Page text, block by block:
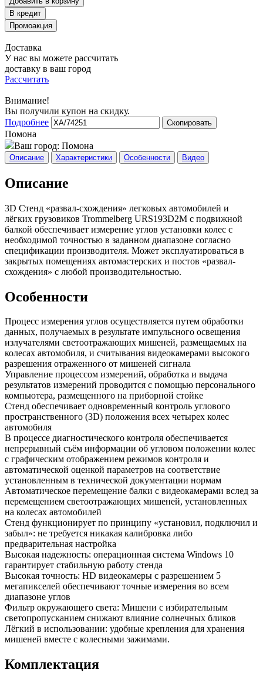
Доставка
У нас вы можете рассчитать
доставку в ваш город
Рассчитать
Внимание!
Вы получили купон на скидку.
Подробнее
Скопировать
Помона
Ваш город: Помона
Описание Характеристики Особенности Видео
Описание
3D Стенд «развал-схождения» легковых автомобилей и
лёгких грузовиков Trommelberg URS193D2M с подвижной
балкой обеспечивает измерение углов установки колес с
необходимой точностью в заданном диапазоне согласно
спецификации производителя. Может эксплуатироваться в
закрытых помещениях автомастерских и постов «развал-
схождения» с любой производительностью.
Особенности
Процесс измерения углов осуществляется путем обработки
данных, получаемых в результате импульсного освещения
излучателями светоотражающих мишеней, размещаемых на
колесах автомобиля, и считывания видеокамерами высокого
разрешения отраженного от мишеней сигнала
Управление процессом измерений, обработка и выдача
результатов измерений проводится с помощью персонального
компьютера, размещенного на приборной стойке
Стенд обеспечивает одновременный контроль углового
пространственного (3D) положения всех четырех колес
автомобиля
В процессе диагностического контроля обеспечивается
непрерывный съём информации об угловом положении колес
с графическим отображением режимов контроля и
автоматической оценкой параметров на соответствие
установленным в технической документации нормам
Автоматическое перемещение балки с видеокамерами вслед за
перемещением светоотражающих мишеней, установленных
на колесах автомобилей
Стенд функционирует по принципу «установил, подключил и
забыл»: не требуется никакая калибровка либо
предварительная настройка
Высокая надежность: операционная система Windows 10
гарантирует стабильную работу стенда
Высокая точность: HD видеокамеры с разрешением 5
мегапикселей обеспечивают точные измерения во всем
диапазоне углов
Фильтр окружающего света: Мишени с избирательным
светопропусканием снижают влияние солнечных бликов
Лёгкий в использовании: удобные крепления для хранения
мишеней вместе с колесными зажимами.
Комплектация